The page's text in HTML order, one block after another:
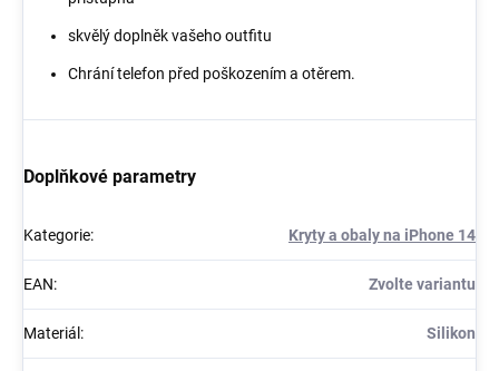
skvělý doplněk vašeho outfitu
Chrání telefon před poškozením a otěrem.
Doplňkové parametry
Kategorie: Kryty a obaly na iPhone 14
EAN: Zvolte variantu
Materiál : Silikon